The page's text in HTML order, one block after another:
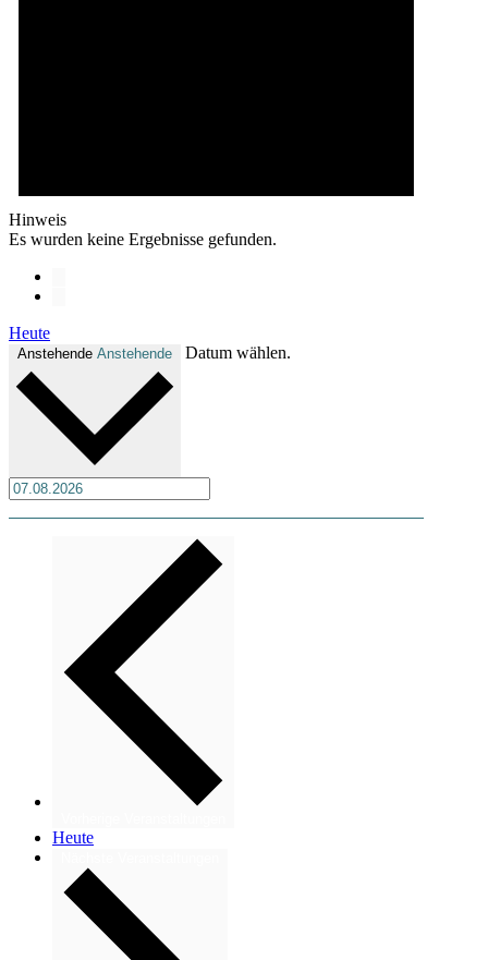
Hinweis
Es wurden keine Ergebnisse gefunden.
Heute
Anstehende Anstehende Datum wählen.
Heute